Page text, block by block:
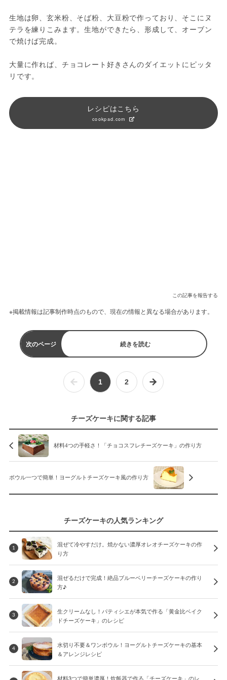
生地は卵、玄米粉、そば粉、大豆粉で作っており、そこにヌ
テラを練りこみます。生地ができたら、形成して、オーブン
で焼けば完成。
大量に作れば、チョコレート好きさんのダイエットにピッタ
リです。
レシピはこちら
cookpad.com
この記事を報告する
※掲載情報は記事制作時点のもので、現在の情報と異なる場合があります。
次のページ 続きを読む
1 2
チーズケーキに関する記事
材料4つの手軽さ！「チョコスフレチーズケーキ」の作り方
ボウル一つで簡単！ヨーグルトチーズケーキ風の作り方
チーズケーキの人気ランキング
1
混ぜて冷やすだけ。焼かない濃厚オレオチーズケーキの作
り方
2
混ぜるだけで完成！絶品ブルーベリーチーズケーキの作り
方♪
3
生クリームなし！パティシエが本気で作る「黄金比ベイク
ドチーズケーキ」のレシピ
4
水切り不要＆ワンボウル！ヨーグルトチーズケーキの基本
＆アレンジレシピ
材料3つで簡単濃厚！炊飯器で作る「チーズケーキ」のレ